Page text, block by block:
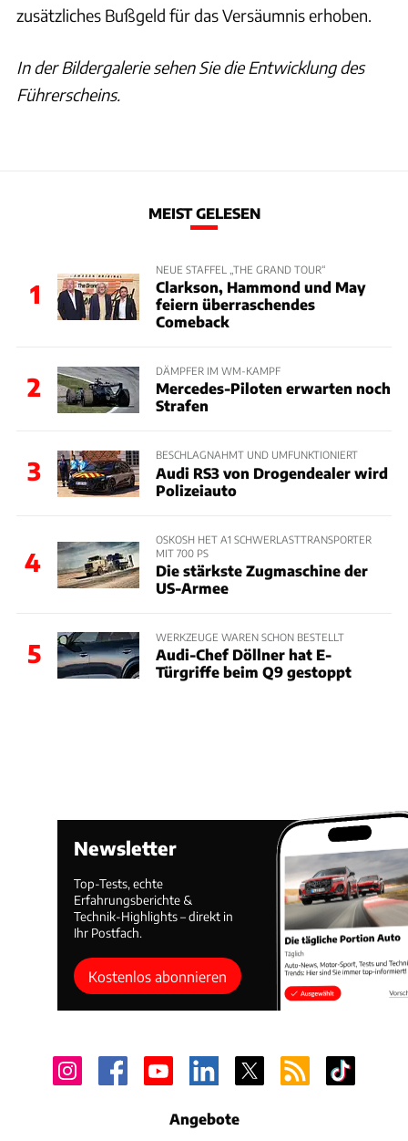
zusätzliches Bußgeld für das Versäumnis erhoben.
In der Bildergalerie sehen Sie die Entwicklung des
Führerscheins.
MEIST GELESEN
1
NEUE STAFFEL „THE GRAND TOUR“
Clarkson, Hammond und May
feiern überraschendes
Comeback
2
DÄMPFER IM WM-KAMPF
Mercedes-Piloten erwarten noch
Strafen
3
BESCHLAGNAHMT UND UMFUNKTIONIERT
Audi RS3 von Drogendealer wird
Polizeiauto
4
OSKOSH HET A1 SCHWERLASTTRANSPORTER
MIT 700 PS
Die stärkste Zugmaschine der
US-Armee
5
WERKZEUGE WAREN SCHON BESTELLT
Audi-Chef Döllner hat E-
Türgriffe beim Q9 gestoppt
Newsletter
Top-Tests, echte
Erfahrungsberichte &
Technik-Highlights – direkt in
Ihr Postfach.
Kostenlos abonnieren
Angebote